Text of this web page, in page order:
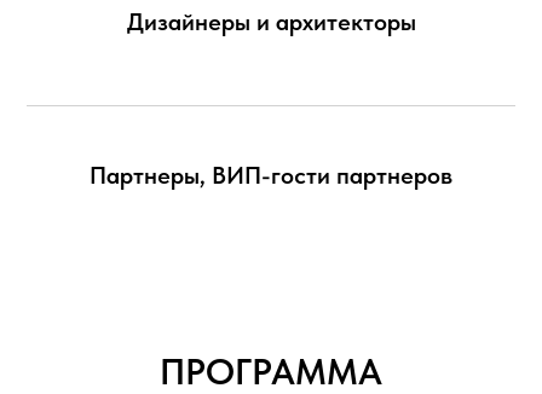
Дизайнеры и архитекторы
Партнеры, ВИП-гости партнеров
ПРОГРАММА